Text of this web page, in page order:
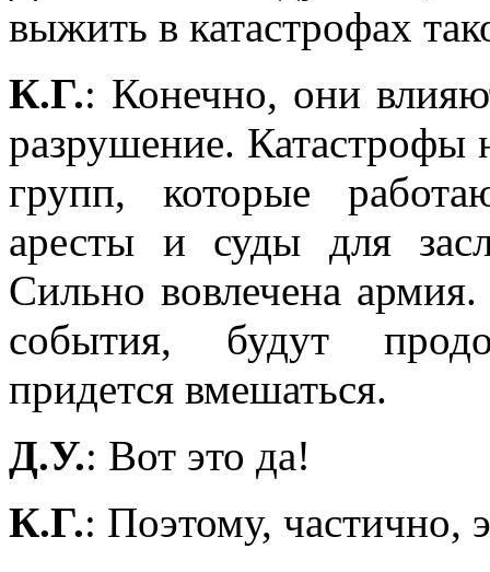
выжить в катастрофах
К.Г.: Конечно, они
разрушение. Катастрофы
групп, которые
аресты и суды для
Сильно вовлечена
события, будут
придется вмешаться.
Д.У.: Вот это да!
К.Г.: Поэтому, частично,